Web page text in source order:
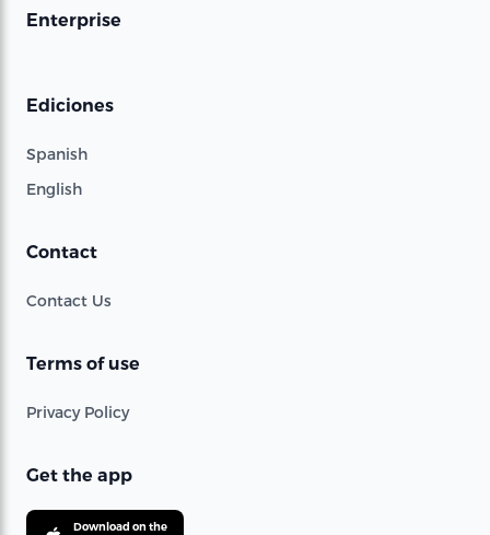
Enterprise
Ediciones
Spanish
English
Contact
Contact Us
Terms of use
Privacy Policy
Get the app
Download on the